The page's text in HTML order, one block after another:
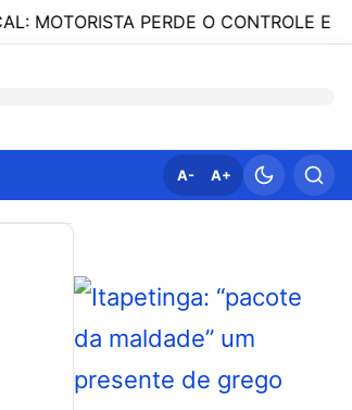
PERDE O CONTROLE E
A- A+